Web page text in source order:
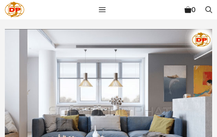
Chuyển
đến
nội
MENU 0